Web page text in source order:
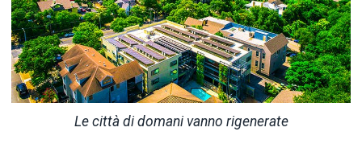
Le città di domani vanno rigenerate